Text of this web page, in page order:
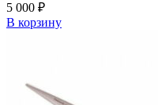
5 000 ₽
В корзину